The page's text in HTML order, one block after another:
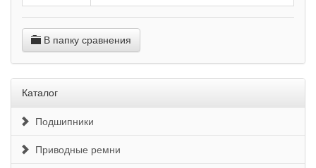
В папку сравнения
Каталог
Подшипники
Приводные ремни